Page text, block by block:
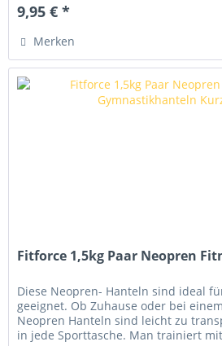
9,95 € *
Merken
Fitforce 1,5kg Paar Neopren
Diese Neopren- Hanteln sind ideal
geeignet. Ob Zuhause oder bei
Neopren Hanteln sind leicht zu
in jede Sporttasche. Man trainiert